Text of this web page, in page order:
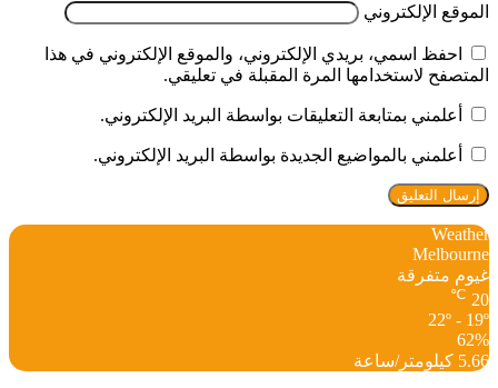
الموقع الإلكتروني
احفظ اسمي، بريدي الإلكتروني، والموقع الإلكتروني في هذا
المتصفح لاستخدامها المرة المقبلة في تعليقي.
أعلمني بمتابعة التعليقات بواسطة البريد الإلكتروني.
أعلمني بالمواضيع الجديدة بواسطة البريد الإلكتروني.
Weather
Melbourne
غيوم متفرقة
20
℃
22º - 19º
62%
5.66 كيلومتر/ساعة